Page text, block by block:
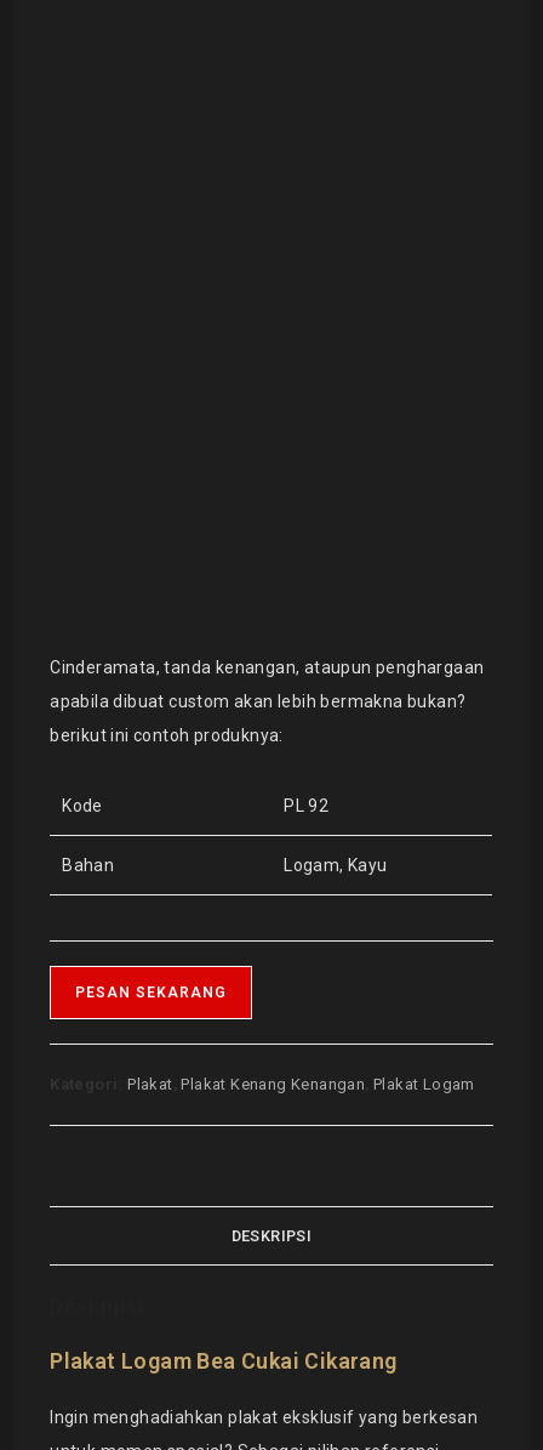
Cinderamata, tanda kenangan, ataupun penghargaan
apabila dibuat custom akan lebih bermakna bukan?
berikut ini contoh produknya:
Kode PL 92
Bahan Logam, Kayu
PESAN SEKARANG
Kategori:Plakat ,Plakat Kenang Kenangan ,Plakat Logam
DESKRIPSI
Plakat Logam Bea Cukai Cikarang
Ingin menghadiahkan plakat eksklusif yang berkesan